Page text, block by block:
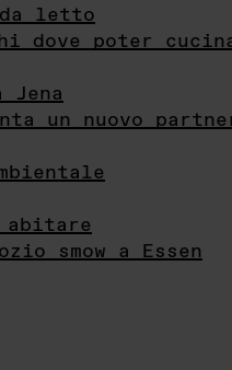
da letto
dove poter
un nuovo
abitare
smow a Essen